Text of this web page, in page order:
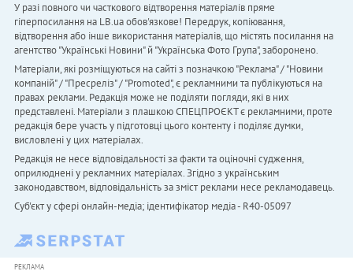
У разі повного чи часткового відтворення матеріалів пряме
гіперпосилання на LB.ua обов'язкове! Передрук, копіювання,
відтворення або інше використання матеріалів, що містять посилання на
агентство "Українськi Новини" й "Українська Фото Група", заборонено.
Матеріали, які розміщуються на сайті з позначкою "Реклама" / "Новини
компаній" / "Пресреліз" / "Promoted", є рекламними та публікуються на
правах реклами. Редакція може не поділяти погляди, які в них
представлені. Матеріали з плашкою СПЕЦПРОЄКТ є рекламними, проте
редакція бере участь у підготовці цього контенту і поділяє думки,
висловлені у цих матеріалах.
Редакція не несе відповідальності за факти та оціночні судження,
оприлюднені у рекламних матеріалах. Згідно з українським
законодавством, відповідальність за зміст реклами несе рекламодавець.
Cуб'єкт у сфері онлайн-медіа; ідентифікатор медіа - R40-05097
РЕКЛАМА